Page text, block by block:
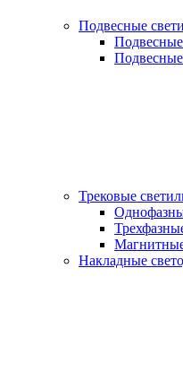
Подвесные
Трековые
Накладные